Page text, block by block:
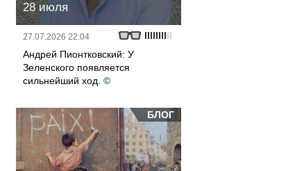
28 июля
27.07.2026 22:04
Андрей Пионтковский: У
Зеленского появляется
сильнейший ход. ©
БЛОГ